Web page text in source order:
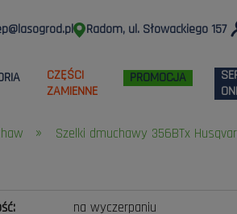
Radom, ul. Słowackiego 157
CZĘŚCI
ZAMIENNE
PROMOCJA
» Szelki dmuchawy 356BTx
na wyczerpaniu